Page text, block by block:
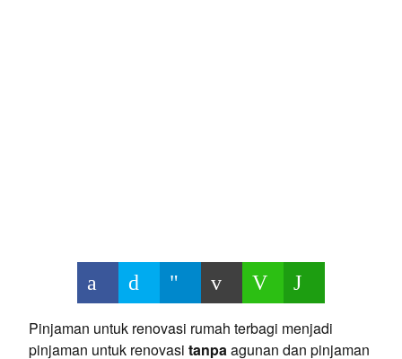
Pinjaman untuk renovasi rumah terbagi menjadi
pinjaman untuk renovasi tanpa agunan dan pinjaman